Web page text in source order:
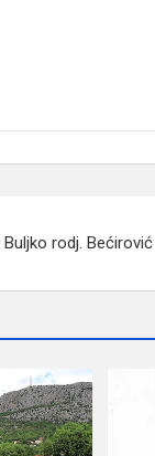
Buljko rodj. Bećirović